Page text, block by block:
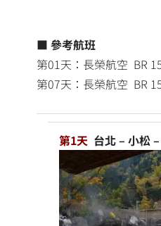
■ 參考航班
第01天：長榮航空 BR
第07天：長榮航空 BR
第1天 台北 – 小松